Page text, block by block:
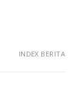
INDEX BERITA